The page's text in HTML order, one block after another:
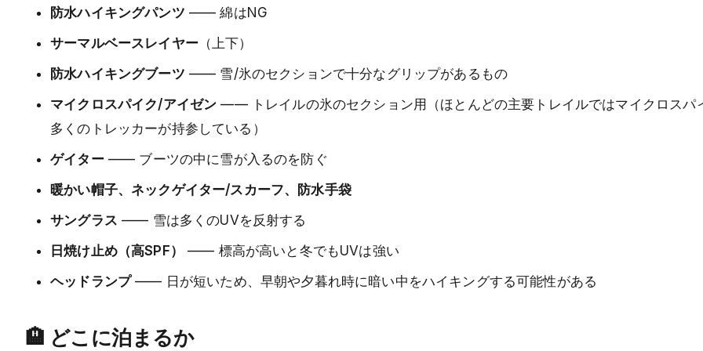
防水ハイキングパンツ —— 綿はNG
サーマルベースレイヤー（上下）
防水ハイキングブーツ —— 雪/氷のセクションで十分なグリップがあるもの
マイクロスパイク/アイゼン —— トレイルの氷のセクション用（ほとんどの主要トレイルではマイクロスパ
多くのトレッカーが持参している）
ゲイター—— ブーツの中に雪が入るのを防ぐ
暖かい帽子、ネックゲイター/スカーフ、防水手袋
サングラス —— 雪は多くのUVを反射する
日焼け止め（高SPF）
—— 標高が高いと冬でもUVは強い
ヘッドランプ—— 日が短いため、早朝や夕暮れ時に暗い中をハイキングする可能性がある
🏨 どこに泊まるか